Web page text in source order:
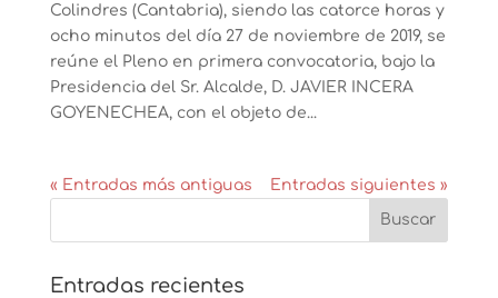
Colindres (Cantabria), siendo las catorce horas y
ocho minutos del día 27 de noviembre de 2019, se
reúne el Pleno en primera convocatoria, bajo la
Presidencia del Sr. Alcalde, D. JAVIER INCERA
GOYENECHEA, con el objeto de...
« Entradas más antiguas Entradas siguientes »
Entradas recientes